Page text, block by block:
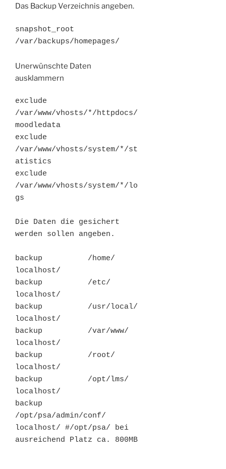
Das Backup Verzeichnis angeben.
snapshot_root
/var/backups/homepages/
Unerwünschte Daten
ausklammern
exclude
/var/www/vhosts/*/httpdocs/
moodledata
exclude
/var/www/vhosts/system/*/st
atistics
exclude
/var/www/vhosts/system/*/lo
gs
Die Daten die gesichert
werden sollen angeben.
backup          /home/
localhost/
backup          /etc/
localhost/
backup          /usr/local/
localhost/
backup          /var/www/
localhost/
backup          /root/
localhost/
backup          /opt/lms/
localhost/
backup
/opt/psa/admin/conf/
localhost/ #/opt/psa/ bei
ausreichend Platz ca. 800MB